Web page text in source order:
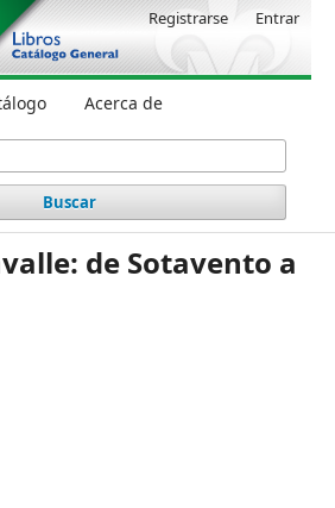
Acerca de
Buscar
Registrarse Entrar
de Sotavento a